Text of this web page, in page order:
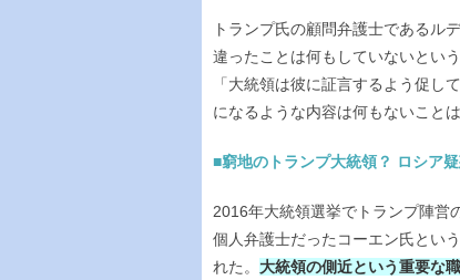
トランプ氏の顧問弁護士であるル
違ったことは何もしていないとい
「大統領は彼に証言するよう促し
になるような内容は何もないこと
■窮地のトランプ大統領？ ロシア
2016年大統領選挙でトランプ陣営
個人弁護士だったコーエン氏とい
れた。 大統領の側近という重要な